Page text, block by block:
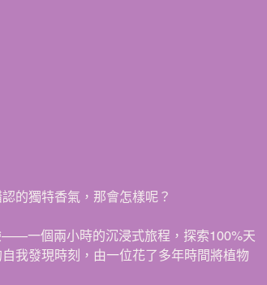
的獨特香氣，那會怎樣呢？
一個兩小時的沉浸式旅程，探索100%天
我發現時刻，由一位花了多年時間將植物